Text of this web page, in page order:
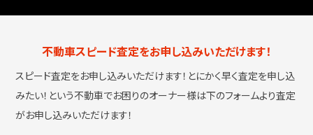
不動車スピード査定をお申し込みいただけます！
スピード査定をお申し込みいただけます！とにかく早く査定を申し込
みたい！という不動車でお困りのオーナー様は下のフォームより査定
がお申し込みいただけます！